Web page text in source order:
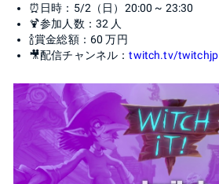
⏰日時：5/2（日）20:00 ~ 23:30
🍹参加人数：32 人
🍾賞金総額：60 万円
🎥配信チャンネル：twitch.tv/twitchjp